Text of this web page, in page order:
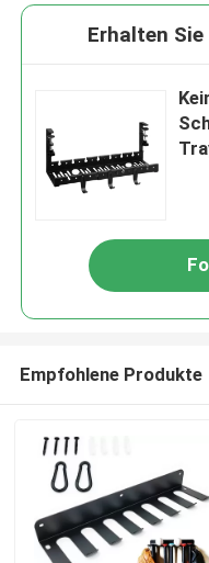
Erhalten
Empfohlene Produkte